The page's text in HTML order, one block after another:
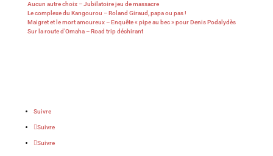
Aucun autre choix – Jubilatoire jeu de massacre
Le complexe du Kangourou – Roland Giraud, papa ou pas !
Maigret et le mort amoureux – Enquête « pipe au bec » pour Denis Podalydès
Sur la route d’Omaha – Road trip déchirant
Suivre
Suivre
Suivre